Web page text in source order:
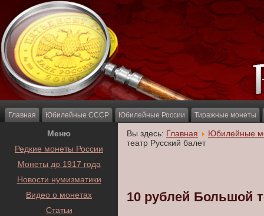
Главная Юбилейные СССР Юбилейные России Тиражные монеты
Меню
Редкие монеты России
Монеты до 1917 года
Новости нумизматики
Видео о монетах
Статьи
Вы здесь: Главная
Юбилейные
театр Русский балет
10 рублей Большой